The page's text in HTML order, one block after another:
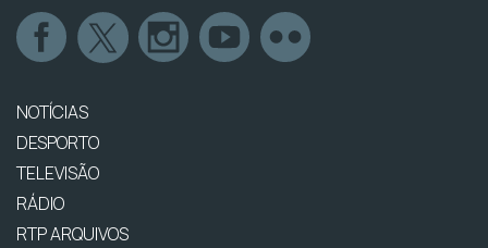
NOTÍCIAS
DESPORTO
TELEVISÃO
RÁDIO
RTP ARQUIVOS